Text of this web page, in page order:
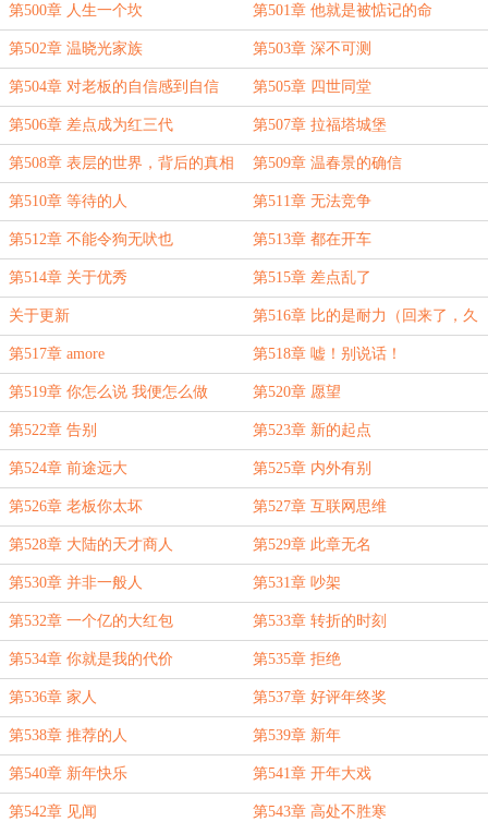
第500章 人生一个坎 第501章 他就是被惦记的命
第502章 温晓光家族 第503章 深不可测
第504章 对老板的自信感到自信 第505章 四世同堂
第506章 差点成为红三代 第507章 拉福塔城堡
第508章 表层的世界，背后的真相 第509章 温春景的确信
第510章 等待的人 第511章 无法竞争
第512章 不能令狗无吠也 第513章 都在开车
第514章 关于优秀 第515章 差点乱了
关于更新 第516章 比的是耐力（回来了，久
等了）
第517章 amore 第518章 嘘！别说话！
第519章 你怎么说 我便怎么做 第520章 愿望
第522章 告别 第523章 新的起点
第524章 前途远大 第525章 内外有别
第526章 老板你太坏 第527章 互联网思维
第528章 大陆的天才商人 第529章 此章无名
第530章 并非一般人 第531章 吵架
第532章 一个亿的大红包 第533章 转折的时刻
第534章 你就是我的代价 第535章 拒绝
第536章 家人 第537章 好评年终奖
第538章 推荐的人 第539章 新年
第540章 新年快乐 第541章 开年大戏
第542章 见闻 第543章 高处不胜寒